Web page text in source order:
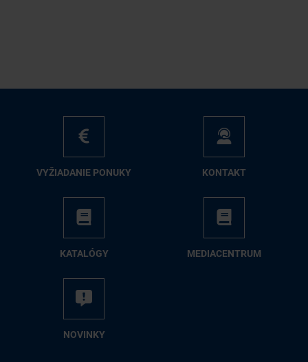
VY­ŽIA­DA­NIE PO­NU­KY KON­TAKT
KA­TA­LÓ­GY ME­DIA­CEN­TRUM
NO­VIN­KY